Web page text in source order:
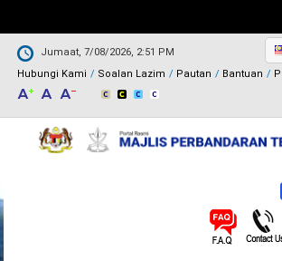
Jumaat, 7/08/2026, 2:51 PM
Hubungi Kami
Soalan Lazim Pautan Bantuan